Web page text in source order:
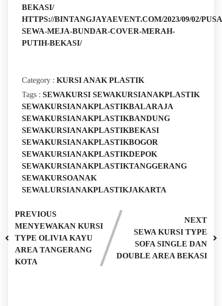
BEKASI/
HTTPS://BINTANGJAYAEVENT.COM/2023/09/02/
SEWA-MEJA-BUNDAR-COVER-MERAH-
PUTIH-BEKASI/
Category : KURSI ANAK PLASTIK
Tags : SEWAKURSI SEWAKURSIANAKPLASTIK
SEWAKURSIANAKPLASTIKBALARAJA
SEWAKURSIANAKPLASTIKBANDUNG
SEWAKURSIANAKPLASTIKBEKASI
SEWAKURSIANAKPLASTIKBOGOR
SEWAKURSIANAKPLASTIKDEPOK
SEWAKURSIANAKPLASTIKTANGGERANG
SEWAKURSOANAK
SEWALURSIANAKPLASTIKJAKARTA
PREVIOUS
MENYEWAKAN KURSI
TYPE OLIVIA KAYU
AREA TANGERANG
KOTA
NEXT
SEWA KURSI TYPE
SOFA SINGLE DAN
DOUBLE AREA BEKASI